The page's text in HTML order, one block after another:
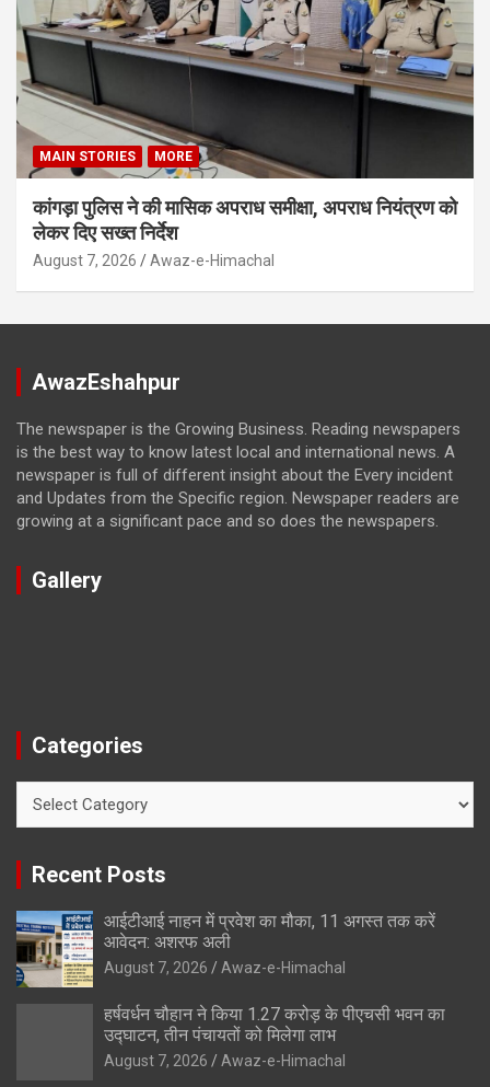
MAIN STORIES MORE
कांगड़ा पुलिस ने की मासिक अपराध समीक्षा, अपराध नियंत्रण को
लेकर दिए सख्त निर्देश
August 7, 2026 Awaz-e-Himachal
AwazEshahpur
The newspaper is the Growing Business. Reading newspapers
is the best way to know latest local and international news. A
newspaper is full of different insight about the Every incident
and Updates from the Specific region. Newspaper readers are
growing at a significant pace and so does the newspapers.
Gallery
Categories
Recent Posts
आईटीआई नाहन में प्रवेश का मौका, 11 अगस्त तक करें
आवेदन: अशरफ अली
August 7, 2026 Awaz-e-Himachal
हर्षवर्धन चौहान ने किया 1.27 करोड़ के पीएचसी भवन का
उद्घाटन, तीन पंचायतों को मिलेगा लाभ
August 7, 2026 Awaz-e-Himachal